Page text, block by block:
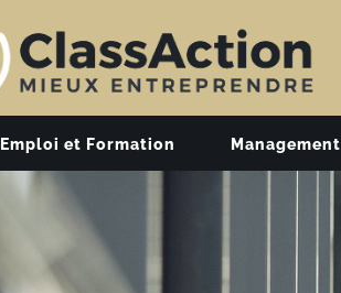
Emploi et Formation Management